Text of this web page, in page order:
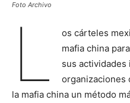
Foto Archivo
L
os cárteles
mafia china
sus actividades
organizaciones
la mafia china un método